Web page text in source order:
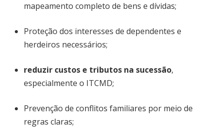
mapeamento completo de bens e dívidas;
Proteção dos interesses de dependentes e
herdeiros necessários;
reduzir custos e tributos na sucessão,
especialmente o ITCMD;
Prevenção de conflitos familiares por meio de
regras claras;